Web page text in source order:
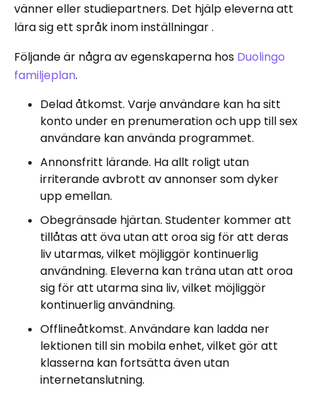
vänner eller studiepartners. Det hjälp eleverna att
lära sig ett språk inom inställningar .
Följande är några av egenskaperna hos Duolingo
familjeplan.
Delad åtkomst. Varje användare kan ha sitt
konto under en prenumeration och upp till sex
användare kan använda programmet.
Annonsfritt lärande. Ha allt roligt utan
irriterande avbrott av annonser som dyker
upp emellan.
Obegränsade hjärtan. Studenter kommer att
tillåtas att öva utan att oroa sig för att deras
liv utarmas, vilket möjliggör kontinuerlig
användning. Eleverna kan träna utan att oroa
sig för att utarma sina liv, vilket möjliggör
kontinuerlig användning.
Offlineåtkomst. Användare kan ladda ner
lektionen till sin mobila enhet, vilket gör att
klasserna kan fortsätta även utan
internetanslutning.